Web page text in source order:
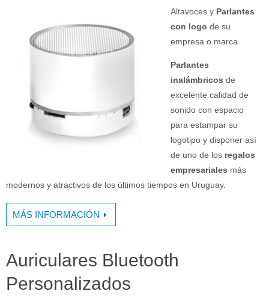
Altavoces y Parlantes
con logo de su
empresa o marca.
Parlantes
inalámbricos de
excelente calidad de
sonido con espacio
para estampar su
logotipo y disponer así
de uno de los regalos
empresariales más
modernos y atractivos de los últimos tiempos en Uruguay.
MÁS INFORMACIÓN
Auriculares Bluetooth
Personalizados